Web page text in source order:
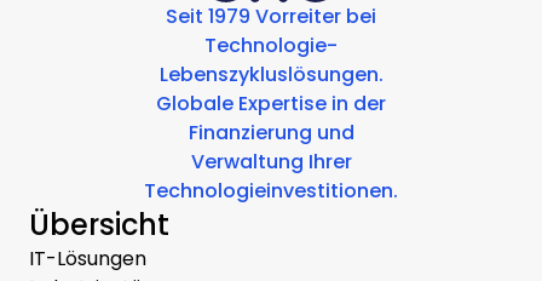
Seit 1979 Vorreiter bei
Technologie-
Lebenszykluslösungen.
Globale Expertise in der
Finanzierung und
Verwaltung Ihrer
Technologieinvestitionen.
Übersicht
IT-Lösungen